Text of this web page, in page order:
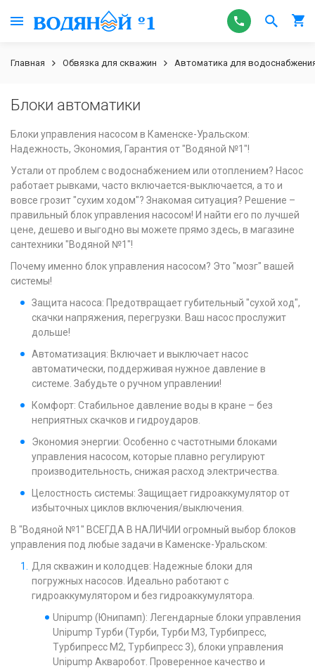
Главная Обвязка для скважин Автоматика для
Блоки автоматики
Блоки управления насосом в Каменске-Уральском:
Надежность, Экономия, Гарантия от "Водяной №1"!
Устали от проблем с водоснабжением или отоплением? Насос
работает рывками, часто включается-выключается, а то и
вовсе грозит "сухим ходом"? Знакомая ситуация? Решение –
правильный блок управления насосом! И найти его по лучшей
цене, дешево и выгодно вы можете прямо здесь, в магазине
сантехники "Водяной №1"!
Почему именно блок управления насосом? Это "мозг" вашей
системы!
Защита насоса: Предотвращает губительный "сухой ход",
скачки напряжения, перегрузки. Ваш насос прослужит
дольше!
Автоматизация: Включает и выключает насос
автоматически, поддерживая нужное давление в
системе. Забудьте о ручном управлении!
Комфорт: Стабильное давление воды в кране – без
неприятных скачков и гидроударов.
Экономия энергии: Особенно с частотными блоками
управления насосом, которые плавно регулируют
производительность, снижая расход электричества.
Целостность системы: Защищает гидроаккумулятор от
избыточных циклов включения/выключения.
В "Водяной №1" ВСЕГДА В НАЛИЧИИ огромный выбор блоков
управления под любые задачи в Каменске-Уральском:
Для скважин и колодцев: Надежные блоки для
погружных насосов. Идеально работают с
гидроаккумулятором и без гидроаккумулятора.
Unipump (Юнипамп): Легендарные блоки управления
Unipump Турби (Турби, Турби М3, Турбипресс,
Турбипресс М2, Турбипресс 3), блоки управления
Unipump Акваробот. Проверенное качество и